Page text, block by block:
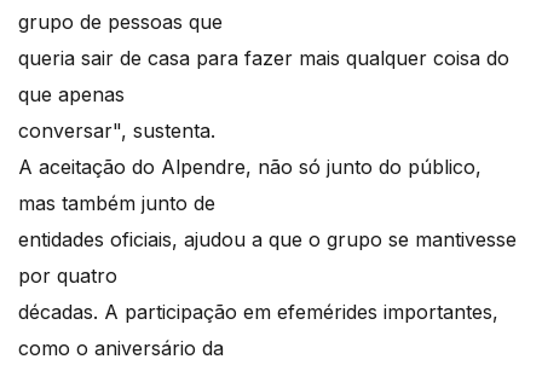
grupo de pessoas que
queria sair de casa para fazer mais qualquer coisa do
que apenas
conversar", sustenta.
A aceitação do Alpendre, não só junto do público,
mas também junto de
entidades oficiais, ajudou a que o grupo se mantivesse
por quatro
décadas. A participação em efemérides importantes,
como o aniversário da